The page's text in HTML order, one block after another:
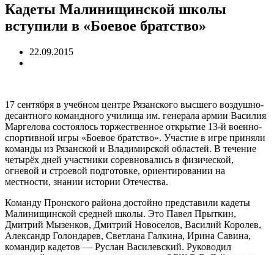
Кадеты Малинищинской школы
вступили в «Боевое братство»
22.09.2015
17 сентября в учебном центре Рязанского высшего воздушно-
десантного командного училища им. генерала армии Василия
Маргелова состоялось торжественное открытие 13-й военно-
спортивной игры «Боевое братство». Участие в игре приняли
команды из Рязанской и Владимирской областей. В течение
четырёх дней участники соревновались в физической,
огневой и строевой подготовке, ориентировании на
местности, знании истории Отечества.
Команду Пронского района достойно представили кадеты
Малинищинской средней школы. Это Павел Прыткин,
Дмитрий Мызенков, Дмитрий Новоселов, Василий Королев,
Александр Голондарев, Светлана Галкина, Ирина Савина,
командир кадетов — Руслан Василевский. Руководил